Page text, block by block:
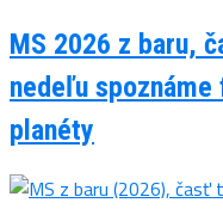
MS 2026 z baru,
nedeľu
planéty